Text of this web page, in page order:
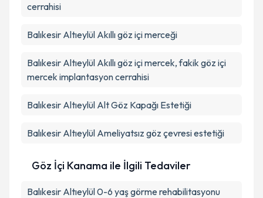
cerrahisi
Balıkesir Altıeylül Akıllı göz içi merceği
Balıkesir Altıeylül Akıllı göz içi mercek, fakik göz içi
mercek implantasyon cerrahisi
Balıkesir Altıeylül Alt Göz Kapağı Estetiği
Balıkesir Altıeylül Ameliyatsız göz çevresi estetiği
Göz İçi Kanama ile İlgili Tedaviler
Balıkesir Altıeylül 0-6 yaş görme rehabilitasyonu